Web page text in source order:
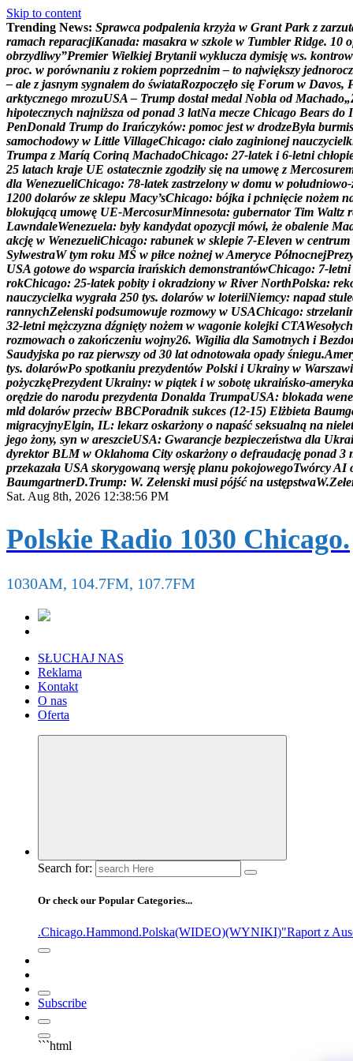
Skip to content
Trending News: Sprawca podpalenia krzyża w Grant Park z zarzut
ramach reparacjiKanada: masakra w szkole w Tumbler Ridge. 10 o
obrzydliwy”Premier Wielkiej Brytanii wyklucza dymisję ws. kontrow
proc. w porównaniu z rokiem poprzednim – to największy jednorocz
– ale z jasnym sygnałem do świataRozpoczęło się Forum w Davos,
arktycznego mrozuUSA – Trump dostał medal Nobla od Machado„
hipotecznych najniższa od ponad 3 latNa mecze Chicago Bears do I
PenDonald Trump do Irańczyków: pomoc jest w drodzeByła burmis
samochodowy w Little VillageChicago: ciało zaginionej nauczycielk
Trumpa z Maríą Coriną MachadoChicago: 27-latek i 6-letni chłopi
25 latach kraje UE ostatecznie zgodziły się na umowę z Mercosure
dla WenezueliChicago: 78-latek zastrzelony w domu w południowo-
1200 dolarów ze sklepu Macy’sChicago: bójka i pchnięcie nożem n
blokującą umowę UE-MercosurMinnesota: gubernator Tim Waltz r
LawndaleWenezuela: były kandydat opozycji mówi, że obalenie Ma
akcję w WenezueliChicago: rabunek w sklepie 7-Eleven w centrum
SylwestraW tym roku MŚ w piłce nożnej wAmeryce PółnocnejPrez
USA gotowe do wsparcia irańskich demonstrantówChicago: 7-letni
rokChicago: 25-latek pobity i okradziony w River NorthPolska: rek
nauczycielka wygrała 250 tys. dolarów w loteriiNiemcy: napad stule
rannychZełenski podsumowuje rozmowy w USAChicago: strzelani
32-letni mężczyzna dźgnięty nożem w wagonie kolejki CTAWesołych
rozmowach o zakończeniu wojny26. Wigilia dla Samotnych i Bezdo
Saudyjska po raz pierwszy od 30 lat odnotowała opady śniegu.Amer
tys. dolarówPo spotkaniu prezydentów Polski i Ukrainy w Warszawi
pożyczkęPrezydent Ukrainy: w piątek i w sobotę ukraińsko-ameryka
orędzie do narodu prezydenta Donalda TrumpaUSA: blokada wene
mld dolarów przeciw BBCPoradnik sukces (12-15) Elżbieta Baumg
migracyjnyElgin, IL: lekarz oskarżony o napaść seksualną na nielet
jego żony, syn w areszcieUSA: Gwarancje bezpieczeństwa dla Ukrai
dyrektor BLM w Oklahoma City oskarżony o defraudację ponad 3
przekazała USA skorygowaną wersję planu pokojowegoTwórcyAI
BaumgartnerD.Trump: W. Zełenski musi pójść na ustępstwaW.Zełe
Sat. Aug 8th, 2026 12:38:57 PM
Polskie Radio 1030 Chicago.
1030AM, 104.7FM, 107.7FM
SŁUCHAJ NAS
Reklama
Kontakt
O nas
Oferta
Search for:
Or check our Popular Categories...
.Chicago.Hammond.Polska(WIDEO)(WYNIKI)"Raport z
Subscribe
```html